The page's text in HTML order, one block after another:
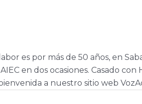
es por más de 50 años, en
en dos ocasiones. Casado con
a nuestro sitio web